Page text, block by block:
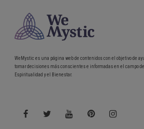
WeMystic es una página web de contenidos con el objetivo de
tomar decisiones más conscientes e informadas en el campo
Espiritualidad y el Bienestar.